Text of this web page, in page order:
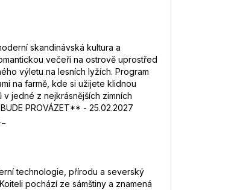
skandinávská kultura a
večeři na ostrově uprostřed
výletu na lesních lyžích. Program
na farmě, kde si užijete klidnou
jedné z nejkrásnějších zimních
PROVÁZET** - 25.02.2027
technologie, přírodu a severský
pochází ze sámštiny a znamená